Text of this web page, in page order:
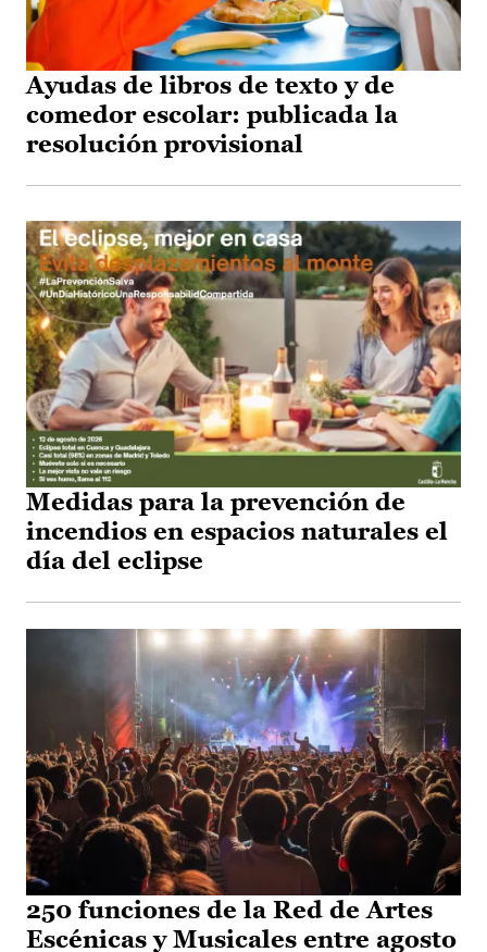
Ayudas de libros de texto y de
comedor escolar: publicada la
resolución provisional
Medidas para la prevención de
incendios en espacios naturales el
día del eclipse
250 funciones de la Red de Artes
Escénicas y Musicales entre agosto